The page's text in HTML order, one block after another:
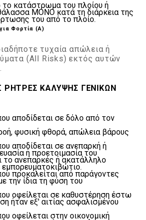
το κατάστρωμα του πλοίου ή
ΜΟΝΟ κατά τη διάρκεια της
του από το πλοίο.
Φορτία (Α)
τυχαία απώλεια ή
(All Risks) εκτός αυτών
ΡΗΤΡΕΣ ΚΑΛΥΨΗΣ ΓΕΝΙΚΩΝ
αποδίδεται σε δόλο από τον
φυσική φθορά, απώλεια βάρους
αποδίδεται σε ανεπαρκή ή
ή προετοιμασία του
το ανεπαρκές ή ακατάλληλο
προκαλείται από παράγοντες
την ίδια τη φύση του
οφείλεται σε καθυστέρηση έστω
ήταν εξ' αιτίας ασφαλισμένου
οφείλεται στην οικονομική